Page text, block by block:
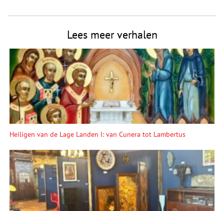
Lees meer verhalen
Heiligen van de Lage Landen I: van Cunera tot Lambertus